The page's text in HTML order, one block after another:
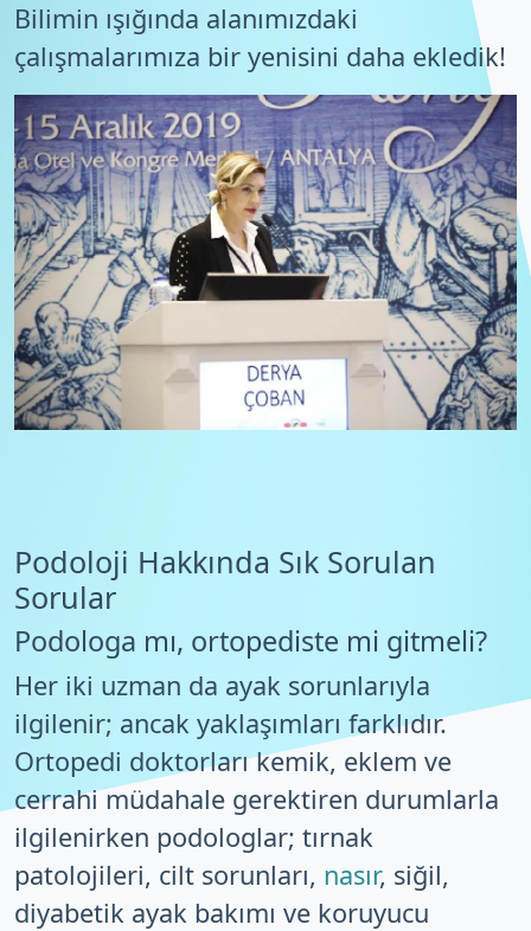
Bilimin ışığında alanımızdaki
çalışmalarımıza bir yenisini daha ekledik!
Podoloji Hakkında Sık Sorulan
Sorular
Podologa mı, ortopediste mi gitmeli?
Her iki uzman da ayak sorunlarıyla
ilgilenir; ancak yaklaşımları farklıdır.
Ortopedi doktorları kemik, eklem ve
cerrahi müdahale gerektiren durumlarla
ilgilenirken podologlar; tırnak
patolojileri, cilt sorunları, nasır, siğil,
diyabetik ayak bakımı ve koruyucu